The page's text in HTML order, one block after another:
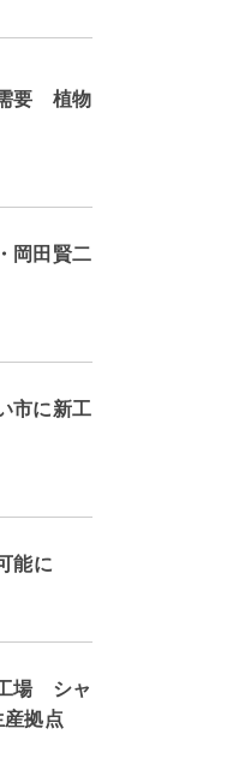
要 植物
岡田賢二
市に新工
能に
場 シャ
産拠点